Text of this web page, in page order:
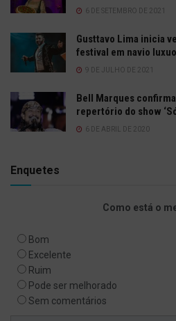
6 DE SETEMBRO DE 2021
Gusttavo Lima inicia
festival em navio
9 DE JULHO DE 2021
Bell Marques
repertório do show
6 DE ABRIL DE 2020
Enquetes
Como está o
Bom
Excelente
Ruim
Pode ser melhorado
Sem comentários